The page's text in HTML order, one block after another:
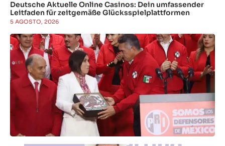
Deutsche Aktuelle Online Casinos: Dein umfassender
Leitfaden für zeitgemäße Glücksspielplattformen
5 AGOSTO, 2026